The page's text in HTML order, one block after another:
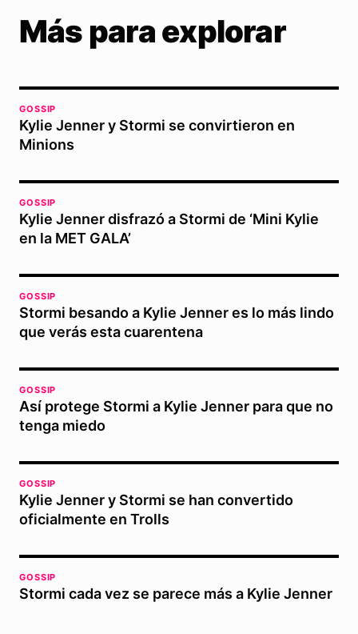
Más para explorar
GOSSIP
Kylie Jenner y Stormi se convirtieron en
Minions
GOSSIP
Kylie Jenner disfrazó a Stormi de ‘Mini Kylie
en la MET GALA’
GOSSIP
Stormi besando a Kylie Jenner es lo más lindo
que verás esta cuarentena
GOSSIP
Así protege Stormi a Kylie Jenner para que no
tenga miedo
GOSSIP
Kylie Jenner y Stormi se han convertido
oficialmente en Trolls
GOSSIP
Stormi cada vez se parece más a Kylie Jenner